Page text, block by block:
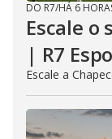
DO R7/HÁ 6
Escale o
| R7
Escale a